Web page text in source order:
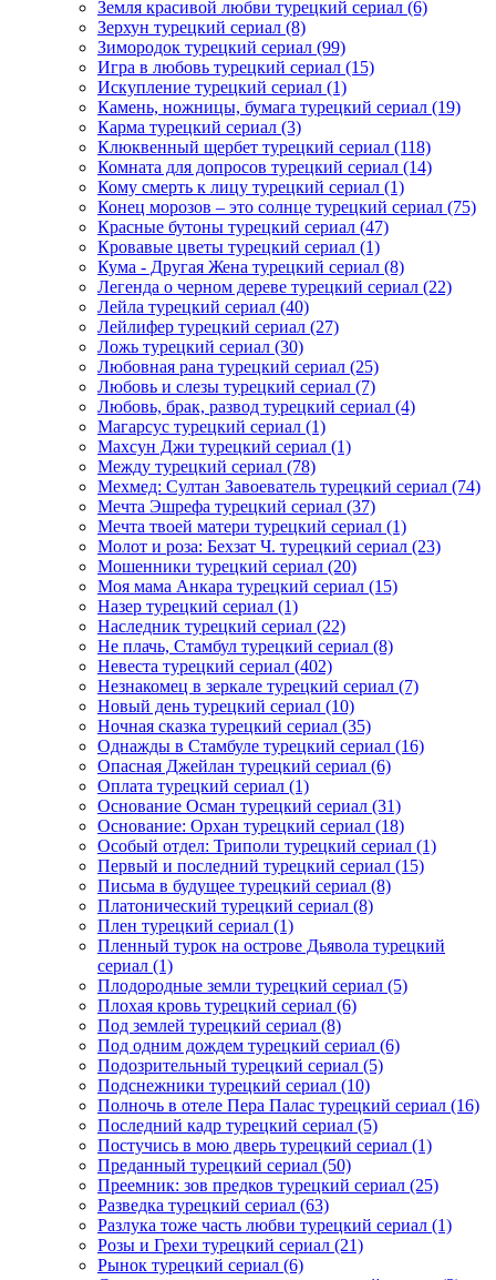
Земля красивой любви турецкий сериал (6)
Зерхун турецкий сериал (8)
Зимородок турецкий сериал (99)
Игра в любовь турецкий сериал (15)
Искупление турецкий сериал (1)
Камень, ножницы, бумага турецкий сериал (19)
Карма турецкий сериал (3)
Клюквенный щербет турецкий сериал (118)
Комната для допросов турецкий сериал (14)
Кому смерть к лицу турецкий сериал (1)
Конец морозов – это солнце турецкий сериал (75)
Красные бутоны турецкий сериал (47)
Кровавые цветы турецкий сериал (1)
Кума - Другая Жена турецкий сериал (8)
Легенда о черном дереве турецкий сериал (22)
Лейла турецкий сериал (40)
Лейлифер турецкий сериал (27)
Ложь турецкий сериал (30)
Любовная рана турецкий сериал (25)
Любовь и слезы турецкий сериал (7)
Любовь, брак, развод турецкий сериал (4)
Магарсус турецкий сериал (1)
Махсун Джи турецкий сериал (1)
Между турецкий сериал (78)
Мехмед: Султан Завоеватель турецкий сериал (74)
Мечта Эшрефа турецкий сериал (37)
Мечта твоей матери турецкий сериал (1)
Молот и роза: Бехзат Ч. турецкий сериал (23)
Мошенники турецкий сериал (20)
Моя мама Анкара турецкий сериал (15)
Назер турецкий сериал (1)
Наследник турецкий сериал (22)
Не плачь, Стамбул турецкий сериал (8)
Невеста турецкий сериал (402)
Незнакомец в зеркале турецкий сериал (7)
Новый день турецкий сериал (10)
Ночная сказка турецкий сериал (35)
Однажды в Стамбуле турецкий сериал (16)
Опасная Джейлан турецкий сериал (6)
Оплата турецкий сериал (1)
Основание Осман турецкий сериал (31)
Основание: Орхан турецкий сериал (18)
Особый отдел: Триполи турецкий сериал (1)
Первый и последний турецкий сериал (15)
Письма в будущее турецкий сериал (8)
Платонический турецкий сериал (8)
Плен турецкий сериал (1)
Пленный турок на острове Дьявола турецкий
сериал (1)
Плодородные земли турецкий сериал (5)
Плохая кровь турецкий сериал (6)
Под землей турецкий сериал (8)
Под одним дождем турецкий сериал (6)
Подозрительный турецкий сериал (5)
Подснежники турецкий сериал (10)
Полночь в отеле Пера Палас турецкий сериал (16)
Последний кадр турецкий сериал (5)
Постучись в мою дверь турецкий сериал (1)
Преданный турецкий сериал (50)
Преемник: зов предков турецкий сериал (25)
Разведка турецкий сериал (63)
Разлука тоже часть любви турецкий сериал (1)
Розы и Грехи турецкий сериал (21)
Рынок турецкий сериал (6)